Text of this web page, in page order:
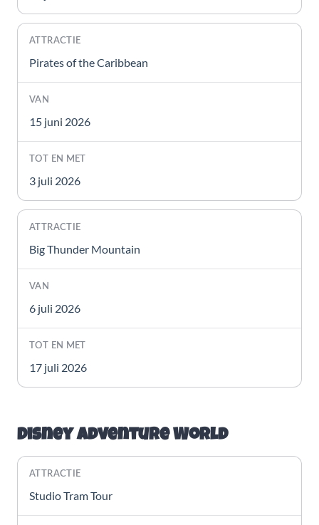
Pirates of the Caribbean
15 juni 2026
3 juli 2026
Big Thunder Mountain
6 juli 2026
17 juli 2026
Disney Adventure World
Studio Tram Tour